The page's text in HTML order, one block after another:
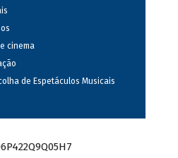
cinema
de Espetáculos Musicais